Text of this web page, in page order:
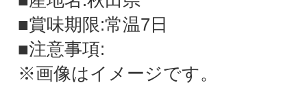
■賞味期限:常温7日
■注意事項:
※画像はイメージです。